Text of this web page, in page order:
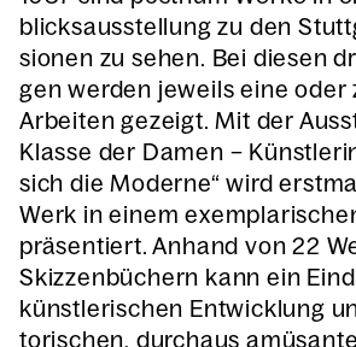
blicks­aus­stel­lung zu den
sio­nen zu sehen. Bei die­sen
gen wer­den jeweils eine oder
Arbei­ten gezeigt. Mit der
Klas­se der Damen –
sich die Moder­ne“ wird
Werk in einem
prä­sen­tiert. Anhand von 22
Skiz­zen­bü­chern kann ein
künst­le­ri­schen Ent­wick­lung
to­ri­schen, durch­aus